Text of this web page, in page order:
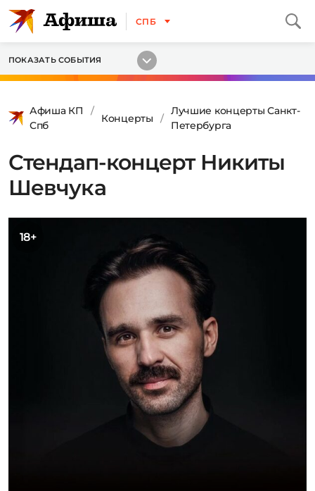
СПБ
ПОКАЗАТЬ СОБЫТИЯ
Афиша КП
Спб
Концерты
Лучшие концерты Санкт-
Петербурга
Стендап-концерт Никиты
Шевчука
18+